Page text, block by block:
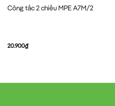
Công tắc 2 chiều MPE A7M/2
20.900₫